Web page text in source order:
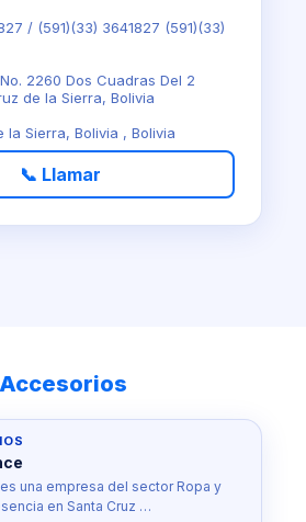
/ (591)(33) 3641827 (591)(33)
2260 Dos Cuadras Del 2
de la Sierra, Bolivia
la Sierra, Bolivia , Bolivia
📞 Llamar
Accesorios
una empresa del sector Ropa y
en Santa Cruz …